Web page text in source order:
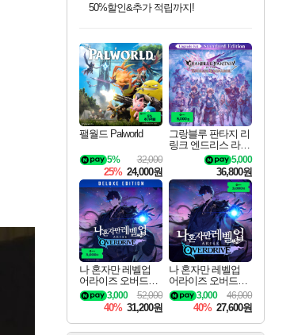
최대 90% 할인가를 만나보세요!
네이버혜택과 함께 만나보세요!
50%할인&추가 적립까지!
네이버 포인트 혜택까지!
이니&베니 혜택까지!
네이버 혜택가와 함께 예약하세요!
할인&네이버혜택으로 만나보세요!
네이버페이 혜택과 만나보세요!
40주년 프로모션으로 만나보세요!
할인가에 만나보세요!
일부 에디션 상시 할인!
혜택으로 예약 판매 중
편안하게 충전하세요
팰월드 Palworld
32,000
5%
25% 24,000원
그랑블루 판타지 리
링크 엔드리스 라그
나로크 업그레이드
킷 Granblue Fantasy
Relink Endless Ragn
arok Upgrade Kit DL
C
5,000
36,800원
나 혼자만 레벨업
어라이즈 오버드라
이브 디럭스 에디션
Solo Leveling Arise
Overdrive Deluxe Edi
tion
52,000
3,000
40% 31,200원
나 혼자만 레벨업
어라이즈 오버드라
이브 Solo Leveling A
rise
46,000
3,000
40% 27,600원